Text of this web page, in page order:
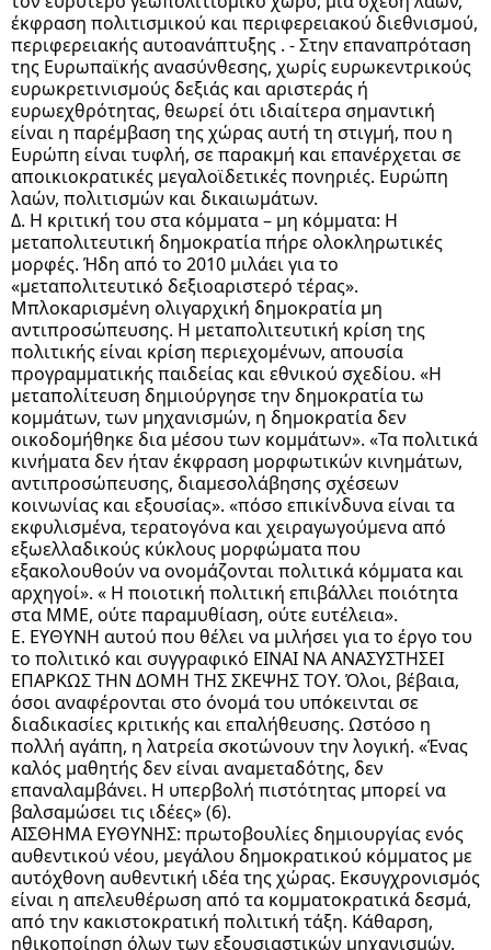
έκφραση πολιτισμικού και περιφερειακού διεθνισμού,
περιφερειακής αυτοανάπτυξης . - Στην επαναπρόταση
της Ευρωπαϊκής ανασύνθεσης, χωρίς ευρωκεντρικούς
ευρωκρετινισμούς δεξιάς και αριστεράς ή
ευρωεχθρότητας, θεωρεί ότι ιδιαίτερα σημαντική
είναι η παρέμβαση της χώρας αυτή τη στιγμή, που η
Ευρώπη είναι τυφλή, σε παρακμή και επανέρχεται σε
αποικιοκρατικές μεγαλοϊδετικές πονηριές. Ευρώπη
λαών, πολιτισμών και δικαιωμάτων.
Δ. Η κριτική του στα κόμματα – μη κόμματα: Η
μεταπολιτευτική δημοκρατία πήρε ολοκληρωτικές
μορφές. Ήδη από το 2010 μιλάει για το
«μεταπολιτευτικό δεξιοαριστερό τέρας».
Μπλοκαρισμένη ολιγαρχική δημοκρατία μη
αντιπροσώπευσης. Η μεταπολιτευτική κρίση της
πολιτικής είναι κρίση περιεχομένων, απουσία
προγραμματικής παιδείας και εθνικού σχεδίου. «Η
μεταπολίτευση δημιούργησε την δημοκρατία τω
κομμάτων, των μηχανισμών, η δημοκρατία δεν
οικοδομήθηκε δια μέσου των κομμάτων». «Τα πολιτικά
κινήματα δεν ήταν έκφραση μορφωτικών κινημάτων,
αντιπροσώπευσης, διαμεσολάβησης σχέσεων
κοινωνίας και εξουσίας». «πόσο επικίνδυνα είναι τα
εκφυλισμένα, τερατογόνα και χειραγωγούμενα από
εξωελλαδικούς κύκλους μορφώματα που
εξακολουθούν να ονομάζονται πολιτικά κόμματα και
αρχηγοί». « Η ποιοτική πολιτική επιβάλλει ποιότητα
στα ΜΜΕ, ούτε παραμυθίαση, ούτε ευτέλεια».
Ε. ΕΥΘΥΝΗ αυτού που θέλει να μιλήσει για το έργο του
το πολιτικό και συγγραφικό ΕΙΝΑΙ ΝΑ ΑΝΑΣΥΣΤΗΣΕΙ
ΕΠΑΡΚΩΣ ΤΗΝ ΔΟΜΗ ΤΗΣ ΣΚΕΨΗΣ ΤΟΥ. Όλοι, βέβαια,
όσοι αναφέρονται στο όνομά του υπόκεινται σε
διαδικασίες κριτικής και επαλήθευσης. Ωστόσο η
πολλή αγάπη, η λατρεία σκοτώνουν την λογική. «Ένας
καλός μαθητής δεν είναι αναμεταδότης, δεν
επαναλαμβάνει. Η υπερβολή πιστότητας μπορεί να
βαλσαμώσει τις ιδέες» (6).
ΑΙΣΘΗΜΑ ΕΥΘΥΝΗΣ: πρωτοβουλίες δημιουργίας ενός
αυθεντικού νέου, μεγάλου δημοκρατικού κόμματος με
αυτόχθονη αυθεντική ιδέα της χώρας. Εκσυγχρονισμός
είναι η απελευθέρωση από τα κομματοκρατικά δεσμά,
από την κακιστοκρατική πολιτική τάξη. Κάθαρση,
ηθικοποίηση όλων των εξουσιαστικών μηχανισμών,